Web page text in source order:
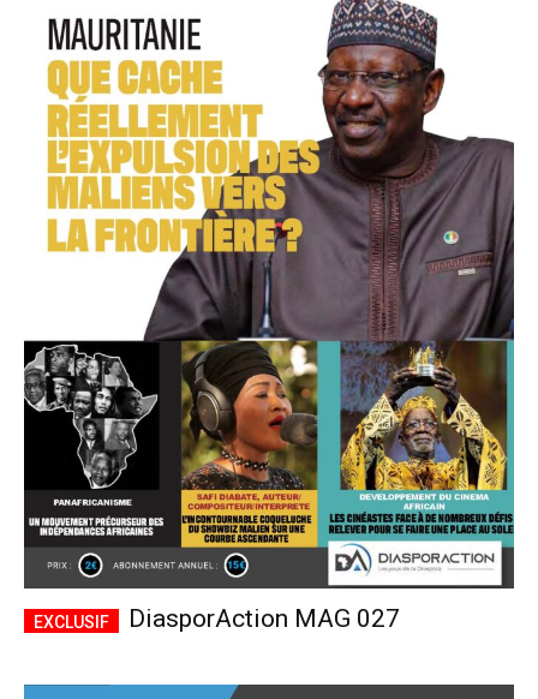
DiasporAction MAG 027